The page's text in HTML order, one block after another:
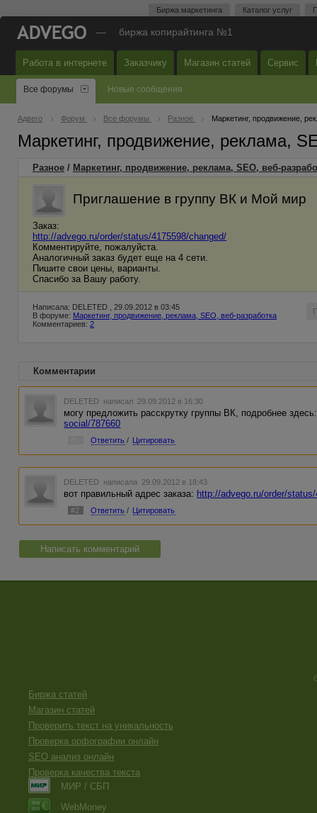
Биржа маркетинга Каталог услуг
— биржа копирайтинга №1
Работа в интернете Заказчику Магазин статей Сервис
Все форумы Новые сообщения
Адвего Форум Все форумы Разное Маркетинг, продвижение,
Маркетинг, продвижение, реклама,
Разное / Маркетинг, продвижение, реклама, SEO, веб-
Приглашение в группу ВК и Мой мир
Заказ:
http://advego.ru/order/status/4175598/changed/
Комментируйте, пожалуйста.
Аналогичный заказ будет еще на 4 сети.
Пишите свои цены, варианты.
Спасибо за Вашу работу.
Написала: DELETED , 29.09.2012 в 03:45
В форуме: Маркетинг, продвижение, реклама, SEO, веб-разработка
Комментариев: 2
Комментарии
DELETED написал 29.09.2012 в 16:30
могу предложить расскрутку группы ВК, подробнее
social/787660
Ответить / Цитировать
DELETED написала 29.09.2012 в 18:43
вот правильный адрес заказа: http://advego.ru/order/
#2 Ответить / Цитировать
Написать комментарий
Биржа статей
Магазин статей
Проверить текст на уникальность
Проверка орфографии онлайн
SEO анализ онлайн
Проверка качества текста
МИР / СБП
WebMoney